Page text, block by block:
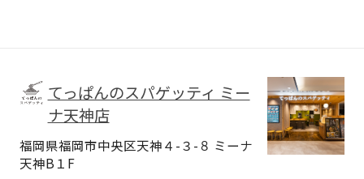
てっぱんのスパゲッティ ミー
ナ天神店
福岡県福岡市中央区天神４-３-８ ミーナ
天神B１F